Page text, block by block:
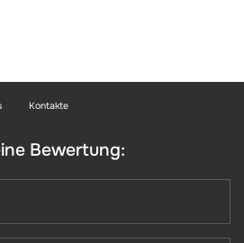
Kontakte
Bewertung: